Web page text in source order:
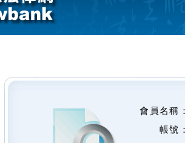
會員名稱
帳號